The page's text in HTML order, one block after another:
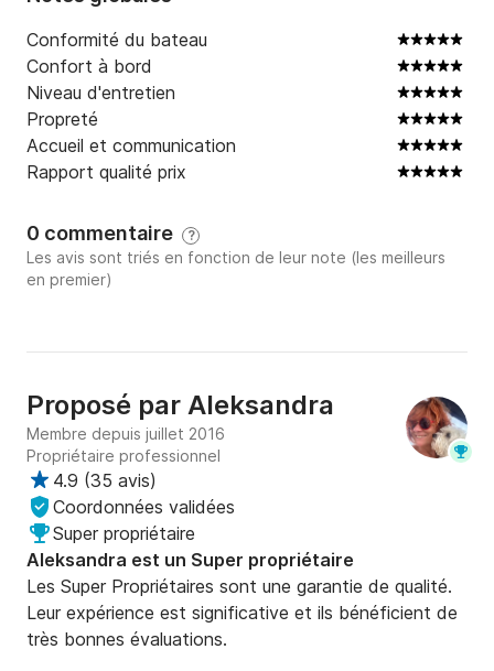
Conformité du bateau
Confort à bord
Niveau d'entretien
Propreté
Accueil et communication
Rapport qualité prix
0 commentaire ?
Les avis sont triés en fonction de leur note (les meilleurs
en premier)
Proposé par Aleksandra
Membre depuis juillet 2016
Propriétaire professionnel
4.9 (35 avis)
Coordonnées validées
Super propriétaire
Aleksandra est un Super propriétaire
Les Super Propriétaires sont une garantie de qualité.
Leur expérience est significative et ils bénéficient de
très bonnes évaluations.